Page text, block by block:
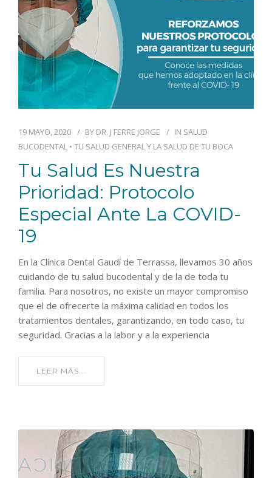
19 MAYO, 2020 BY DR. J FERRE JORGE IN SALUD
BUCODENTAL • TU SALUD GENERAL Y LA SALUD DE TU BOCA
Tu Salud Es Nuestra
Prioridad: Protocolo
Especial Ante La COVID-
19
En la Clínica Dental Gaudí de Terrassa, llevamos 30 años
cuidando de tu salud bucodental y de la de toda tu
familia. Para nosotros, no existe un mayor compromiso
que el de ofrecerte la máxima calidad en todos los
tratamientos dentales, garantizando, en todo caso, tu
seguridad. Gracias a la labor y a la experiencia
LEER MÁS...